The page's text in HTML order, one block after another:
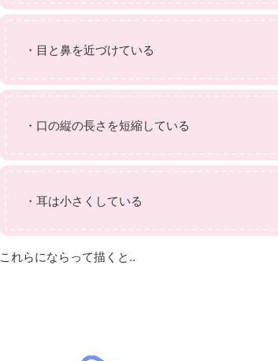
・目と鼻を近づけている
・口の縦の長さを短縮している
・耳は小さくしている
これらにならって描くと‥